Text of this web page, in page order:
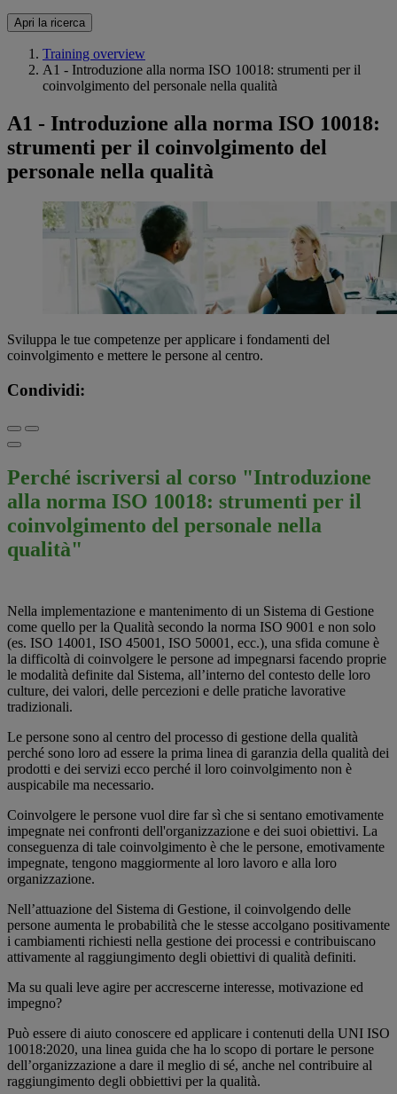
Apri la ricerca
Training overview
A1 - Introduzione alla norma ISO 10018: strumenti per il
coinvolgimento del personale nella qualità
A1 - Introduzione alla norma ISO 10018:
strumenti per il coinvolgimento del
personale nella qualità
Sviluppa le tue competenze per applicare i fondamenti del
coinvolgimento e mettere le persone al centro.
Condividi:
Perché iscriversi al corso "Introduzione
alla norma ISO 10018: strumenti per il
coinvolgimento del personale nella
qualità"
Nella implementazione e mantenimento di un Sistema di Gestione
come quello per la Qualità secondo la norma ISO 9001 e non solo
(es. ISO 14001, ISO 45001, ISO 50001, ecc.), una sfida comune è
la difficoltà di coinvolgere le persone ad impegnarsi facendo proprie
le modalità definite dal Sistema, all’interno del contesto delle loro
culture, dei valori, delle percezioni e delle pratiche lavorative
tradizionali.
Le persone sono al centro del processo di gestione della qualità
perché sono loro ad essere la prima linea di garanzia della qualità dei
prodotti e dei servizi ecco perché il loro coinvolgimento non è
auspicabile ma necessario.
Coinvolgere le persone vuol dire far sì che si sentano emotivamente
impegnate nei confronti dell'organizzazione e dei suoi obiettivi. La
conseguenza di tale coinvolgimento è che le persone, emotivamente
impegnate, tengono maggiormente al loro lavoro e alla loro
organizzazione.
Nell’attuazione del Sistema di Gestione, il coinvolgendo delle
persone aumenta le probabilità che le stesse accolgano positivamente
i cambiamenti richiesti nella gestione dei processi e contribuiscano
attivamente al raggiungimento degli obiettivi di qualità definiti.
Ma su quali leve agire per accrescerne interesse, motivazione ed
impegno?
Può essere di aiuto conoscere ed applicare i contenuti della UNI ISO
10018:2020, una linea guida che ha lo scopo di portare le persone
dell’organizzazione a dare il meglio di sé, anche nel contribuire al
raggiungimento degli obbiettivi per la qualità.